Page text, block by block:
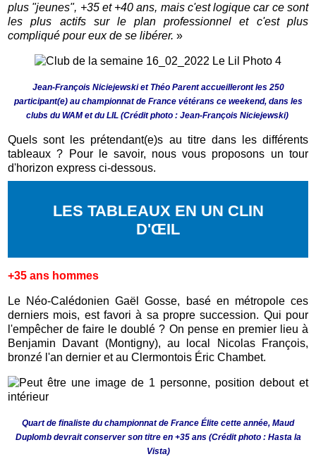
plus "jeunes", +35 et +40 ans, mais c'est logique car ce sont
les plus actifs sur le plan professionnel et c'est plus
compliqué pour eux de se libérer. »
Jean-François Niciejewski et Théo Parent accueilleront les 250
participant(e) au championnat de France vétérans ce weekend, dans les
clubs du WAM et du LIL (Crédit photo : Jean-François Niciejewski)
Quels sont les prétendant(e)s au titre dans les différents
tableaux ? Pour le savoir, nous vous proposons un tour
d'horizon express ci-dessous.
LES TABLEAUX EN UN CLIN
D'ŒIL
+35 ans hommes
Le Néo-Calédonien Gaël Gosse, basé en métropole ces
derniers mois, est favori à sa propre succession. Qui pour
l'empêcher de faire le doublé ? On pense en premier lieu à
Benjamin Davant (Montigny), au local Nicolas François,
bronzé l'an dernier et au Clermontois Éric Chambet.
Quart de finaliste du championnat de France Élite cette année, Maud
Duplomb devrait conserver son titre en +35 ans (Crédit photo : Hasta la
Vista)